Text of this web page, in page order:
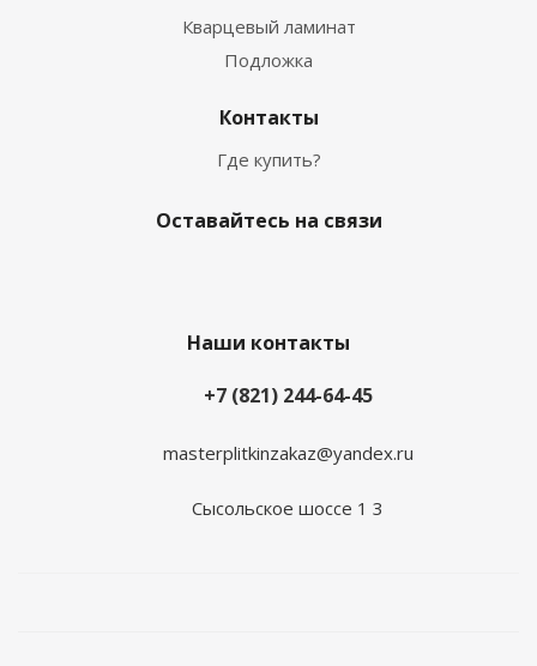
Кварцевый ламинат
Подложка
Контакты
Где купить?
Оставайтесь на связи
Наши контакты
+7 (821) 244-64-45
masterplitkinzakaz@yandex.ru
Сысольское шоссе 1 3